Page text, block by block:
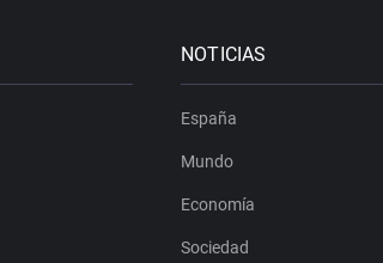
NOTICIAS
España
Mundo
Economía
Sociedad